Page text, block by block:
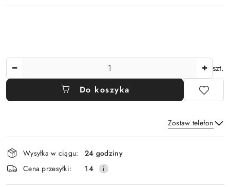
szt.
Do koszyka
Zostaw telefon
Wyślij
Dostępność
i
dostawa
Wysyłka w ciągu:
24 godziny
Cena przesyłki:
14